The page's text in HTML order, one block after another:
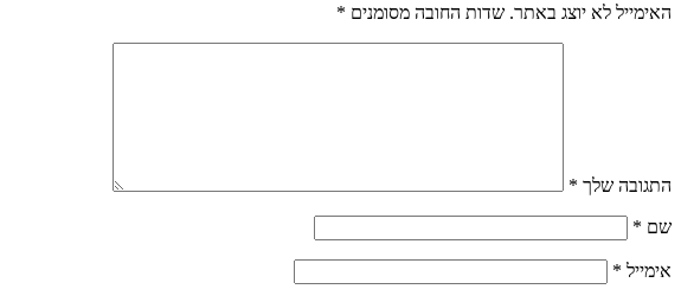
האימייל לא יוצג באתר. שדות החובה מסומנים *
התגובה שלך *
שם *
אימייל *